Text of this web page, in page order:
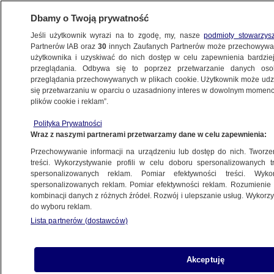
POLSKA
zadane 15 października
18.08.2023, 08:22Aktualizacja: 18.08.2023, 08:32
Udostępnij
Dbamy o Twoją prywatność
Jeśli użytkownik wyrazi na to zgodę, my, naszepodmioty
Partnerów IAB oraz30 innych Zaufanych Partnerów może
użytkownika i uzyskiwać do nich dostęp w celu zapewnienia
przeglądania. Odbywa się to poprzez przetwarzanie danych
przeglądania przechowywanych w plikach cookie. Użytkownik może
się przetwarzaniu w oparciu o uzasadniony interes w dowolnym
plików cookie i reklam”.
Polityka Prywatności
Wraz z naszymi partnerami przetwarzamy dane w celu zapewnienia:
Przechowywanie informacji na urządzeniu lub dostęp do nich.
treści. Wykorzystywanie profili w celu doboru spersonalizowanych
spersonalizowanych reklam. Pomiar efektywności treści.
spersonalizowanych reklam. Pomiar efektywności reklam.
kombinacji danych z różnych źródeł. Rozwój i ulepszanie usług.
do wyboru reklam.
Lista partnerów (dostawców)
Akceptuję